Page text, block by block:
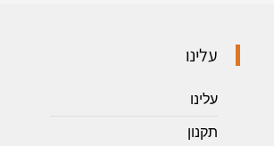
עלינו
עלינו
תקנון